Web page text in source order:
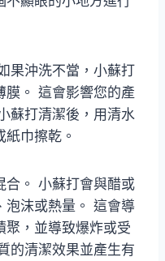
果沖洗不當，小蘇打
膜。 這會影響您的產
蘇打清潔後，用清水
巾擦乾。
合。 小蘇打會與醋或
泡沫或熱量。 這會導
聚，並導致爆炸或受
的清潔效果並產生有